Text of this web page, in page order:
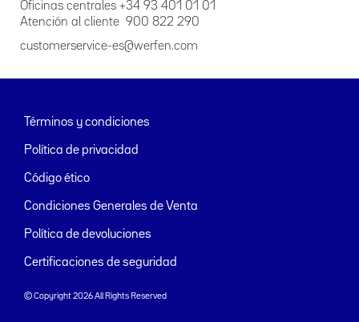
Oficinas centrales +34 93 401 01 01
Atención al cliente 900 822 290
customerservice-es@werfen.com
Términos y condiciones
Política de privacidad
Código ético
Condiciones Generales de Venta
Política de devoluciones
Certificaciones de seguridad
© Copyright 2026 All Rights Reserved